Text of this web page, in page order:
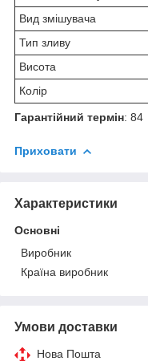
Вид змішувача
Тип зливу
Висота
Колір
Гарантійний термін: 84
Приховати
Характеристики
Основні
Виробник
Країна виробник
Умови доставки
Нова Пошта